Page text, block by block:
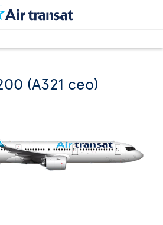
(A321 ceo)